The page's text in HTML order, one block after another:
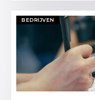
BEDRIJVEN